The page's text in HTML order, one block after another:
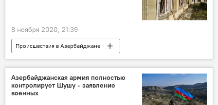
Первый вице-президент Азербайджана Мехрибан Алиева
8 ноября 2020, 21:39
Происшествия в Азербайджане
Контрнаступление войск Азербайджана
Новости
Происшествия
ЖИЗНЬ
Карабах
Азербайджанская армия полностью
контролирует Шушу - заявление
военных